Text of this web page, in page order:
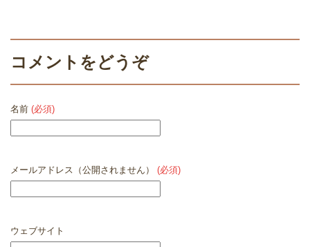
コメントをどうぞ
名前 (必須)
メールアドレス（公開されません） (必須)
ウェブサイト